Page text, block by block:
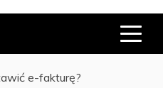
I BIZNESIE
e-fakturę?